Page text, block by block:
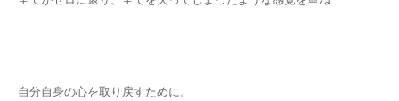
自分自身の心を取り戻すために。